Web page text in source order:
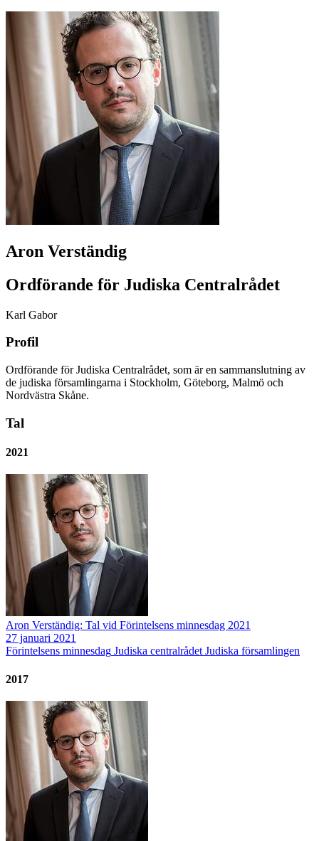
Aron Verständig
Ordförande för Judiska Centralrådet
Karl Gabor
Profil
Ordförande för Judiska Centralrådet, som är en sammanslutning av
de judiska församlingarna i Stockholm, Göteborg, Malmö och
Nordvästra Skåne.
Tal
2021
Aron Verständig: Tal vid Förintelsens minnesdag 2021
27 januari 2021
Förintelsens minnesdag Judiska centralrådet Judiska församlingen
2017